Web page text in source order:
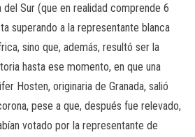
Sur (que en realidad comprende 6
superando a la representante blanca
sino que, además, resultó ser la
hasta ese momento, en que una
Hosten, originaria de Granada, salió
pese a que, después fue relevado,
votado por la representante de